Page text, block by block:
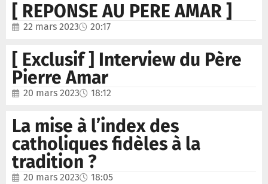
[ REPONSE AU PERE AMAR ]
22 mars 2023 20:17
[ Exclusif ] Interview du Père
Pierre Amar
20 mars 2023 18:12
La mise à l’index des
catholiques fidèles à la
tradition ?
20 mars 2023 18:05